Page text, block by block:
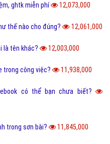
ghtk miễn phí 12,073,000
thế nào cho đúng? 12,061,000
là tên khác? 12,003,000
trong công việc? 11,938,000
có thể bạn chưa biết?
trong sơn bài? 11,845,000